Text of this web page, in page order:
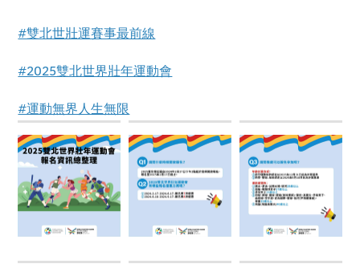
#雙北世壯運賽事最前線
#2025雙北世界壯年運動會
#運動無界人生無限